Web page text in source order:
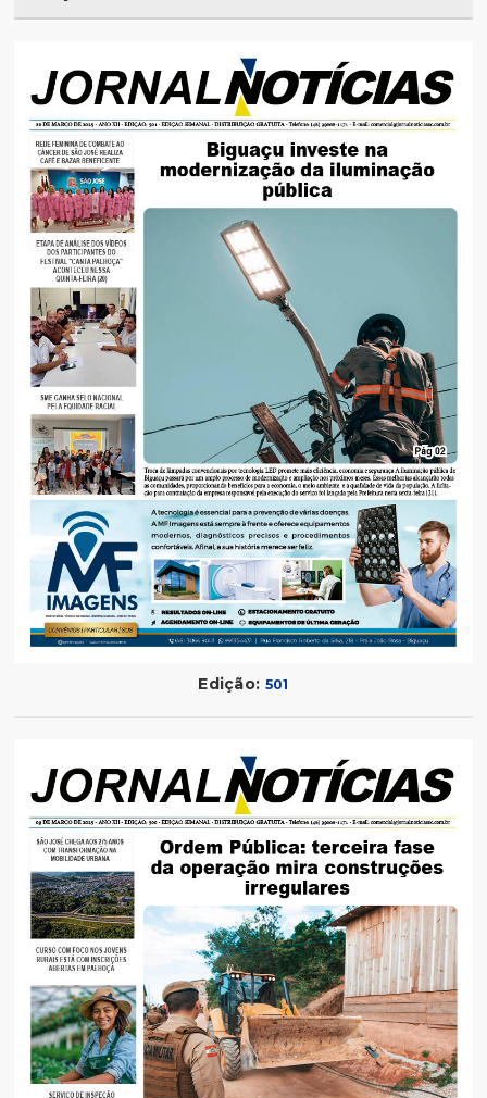
Edição: 501